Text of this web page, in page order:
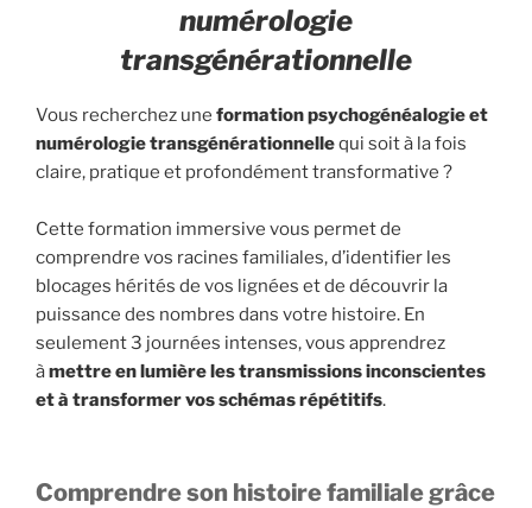
numérologie
transgénérationnelle
Vous recherchez une formation psychogénéalogie et
numérologie transgénérationnellequi soit à la fois
claire, pratique et profondément transformative ?
Cette formation immersive vous permet de
comprendre vos racines familiales, d’identifier les
blocages hérités de vos lignées et de découvrir la
puissance des nombres dans votre histoire. En
seulement 3 journées intenses, vous apprendrez
àmettre en lumière les transmissions inconscientes
et à transformer vos schémas répétitifs.
Comprendre son histoire familiale grâce